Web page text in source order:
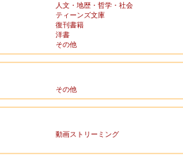
人文・地歴・哲学・社会
ティーンズ文庫
復刊書籍
洋書
その他
その他
動画ストリーミング